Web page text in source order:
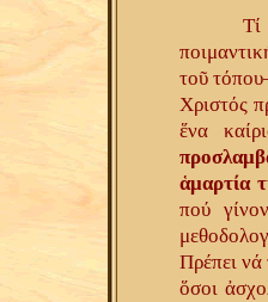
Τί
τοῦ
Χριστός
ἕνα
ἁμαρτία
πού
Πρέπει νά
ὅσοι